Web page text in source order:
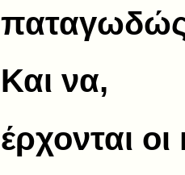
Και να,
έρχονται οι